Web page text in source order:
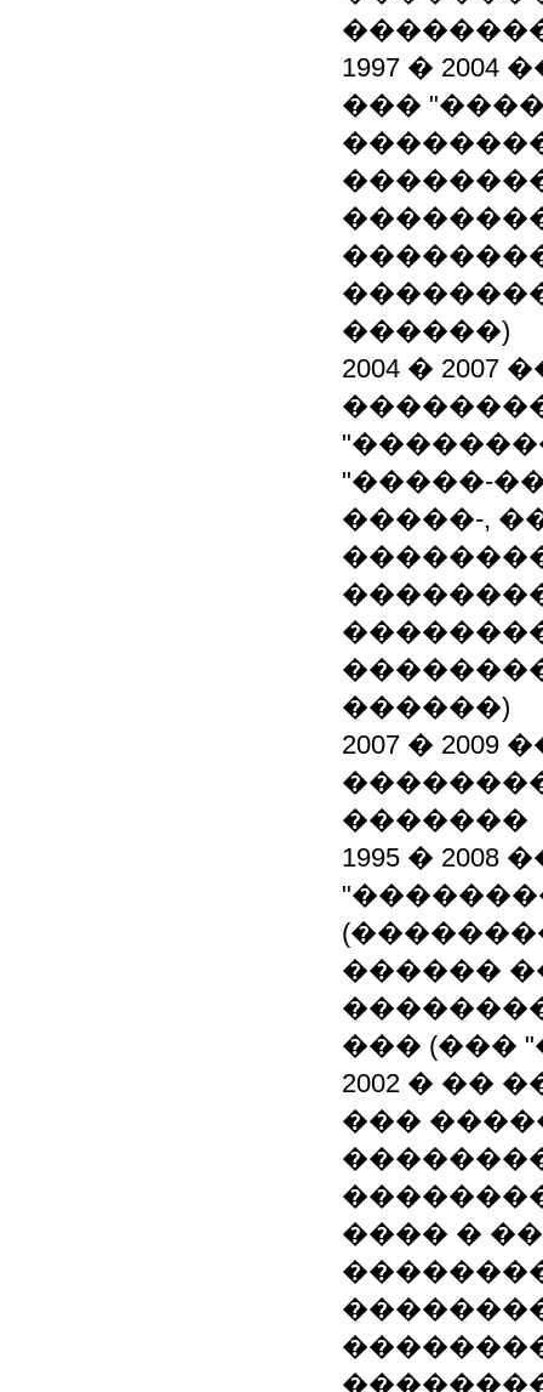
1997 �
���
������)
2004 �
"�����-
�����-,
������)
2007 �
�������
1995 �
������
��� (���
2002 � ��
���
���� �